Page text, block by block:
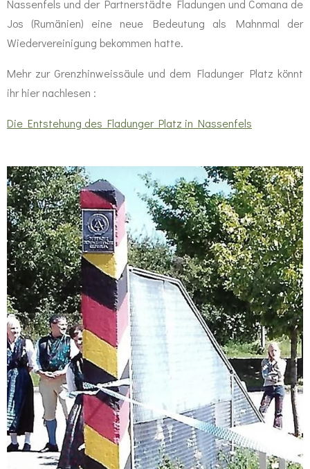
Nassenfels und der Partnerstädte Fladungen und Comana de
Jos (Rumänien) eine neue Bedeutung als Mahnmal der
Wiedervereinigung bekommen hatte.
Mehr zur Grenzhinweissäule und dem Fladunger Platz könnt
ihr hier nachlesen :
Die Entstehung des Fladunger Platz in Nassenfels